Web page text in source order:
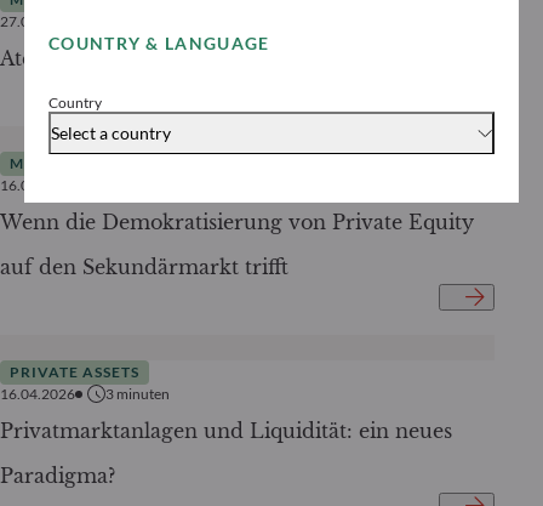
COUNTRY & LANGUAGE
Country
Select a country
27.04.2026
Atempause unter Druck
MARKTANALYSE
16.04.2026
Wenn die Demokratisierung von Private Equity
auf den Sekundärmarkt trifft
PRIVATE ASSETS
16.04.2026
3 minuten
Privatmarktanlagen und Liquidität: ein neues
Paradigma?